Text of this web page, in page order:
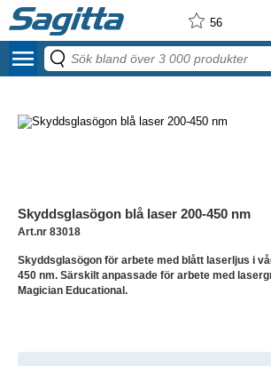
56
menu
Skyddsglasögon blå laser 200-450 nm
Art.nr 83018
Skyddsglasögon för arbete med blått laserljus i
450 nm. Särskilt anpassade för arbete med
Magician Educational.